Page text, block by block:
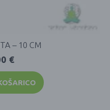
– 10 CM
€